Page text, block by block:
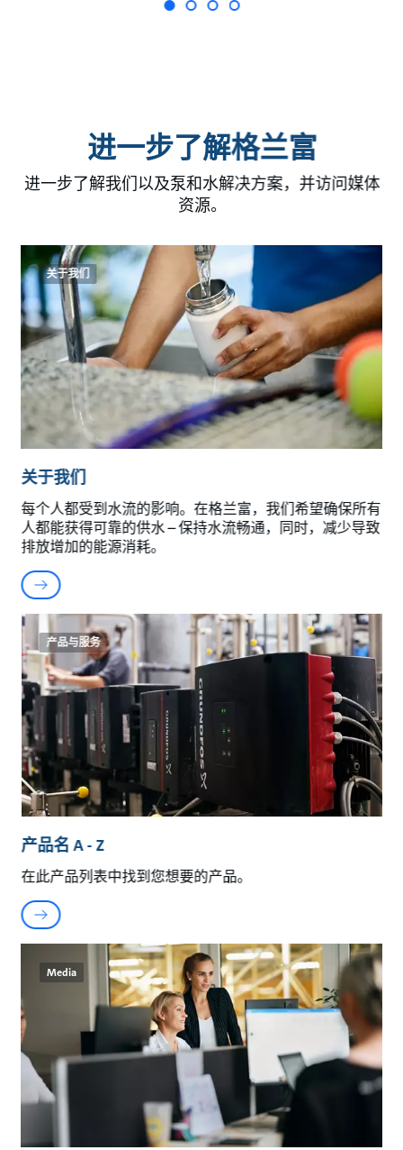
进一步了解格兰富
进一步了解我们以及泵和水解决方案，并访问媒体
资源。
关于我们
关于我们
每个人都受到水流的影响。在格兰富，我们希望确保所有
人都能获得可靠的供水 – 保持水流畅通，同时，减少导致
排放增加的能源消耗。
产品与服务
产品名 A - Z
在此产品列表中找到您想要的产品。
Media